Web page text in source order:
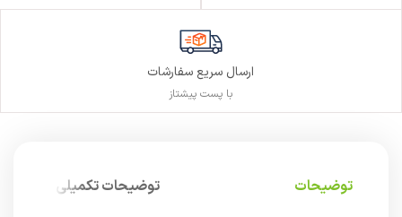
ارسال سریع سفارشات
با پست پیشتاز
توضیحات توضیحات تکمیلی